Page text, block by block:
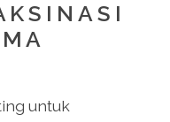
untuk